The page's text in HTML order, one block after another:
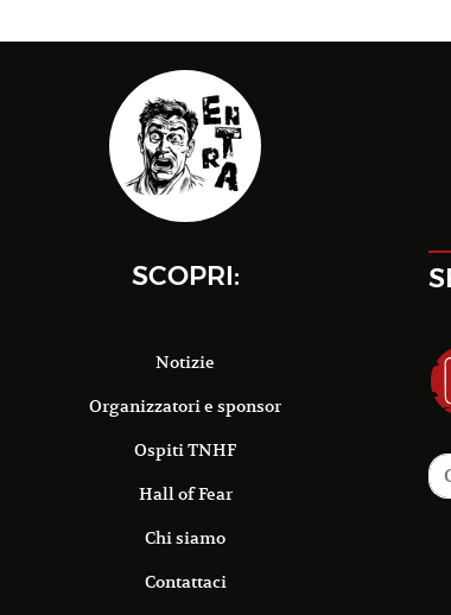
SCOPRI:
Notizie
Organizzatori e sponsor
Ospiti TNHF
Hall of Fear
Chi siamo
Contattaci